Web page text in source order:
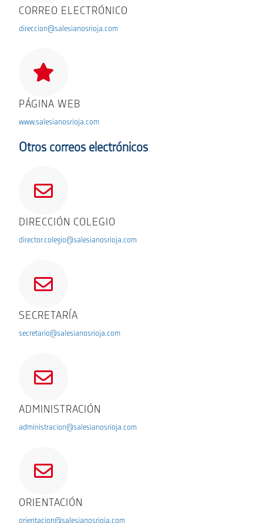
CORREO ELECTRÓNICO
direccion@salesianosrioja.com
PÁGINA WEB
www.salesianosrioja.com
Otros correos electrónicos
DIRECCIÓN COLEGIO
director.colegio@salesianosrioja.com
SECRETARÍA
secretario@salesianosrioja.com
ADMINISTRACIÓN
administracion@salesianosrioja.com
ORIENTACIÓN
orientacion@salesianosrioja.com